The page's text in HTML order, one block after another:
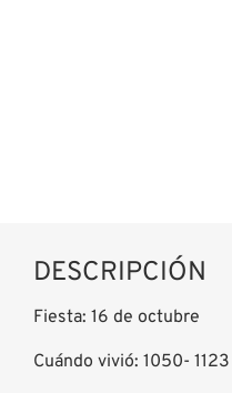
DESCRIPCIÓN
Fiesta: 16 de octubre
Cuándo vivió: 1050- 1123